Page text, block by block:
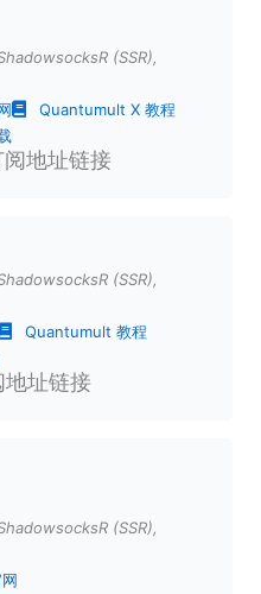
(SSR),
Quantumult X 教程
地址链接
(SSR),
Quantumult 教程
址链接
(SSR),